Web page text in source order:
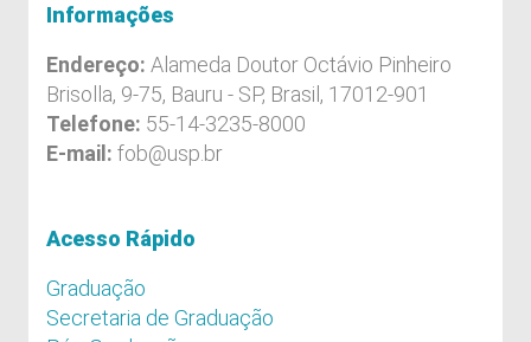
Informações
Endereço: Alameda Doutor Octávio Pinheiro
Brisolla, 9-75, Bauru - SP, Brasil, 17012-901
Telefone: 55-14-3235-8000
E-mail: fob@usp.br
Acesso Rápido
Graduação
Secretaria de Graduação